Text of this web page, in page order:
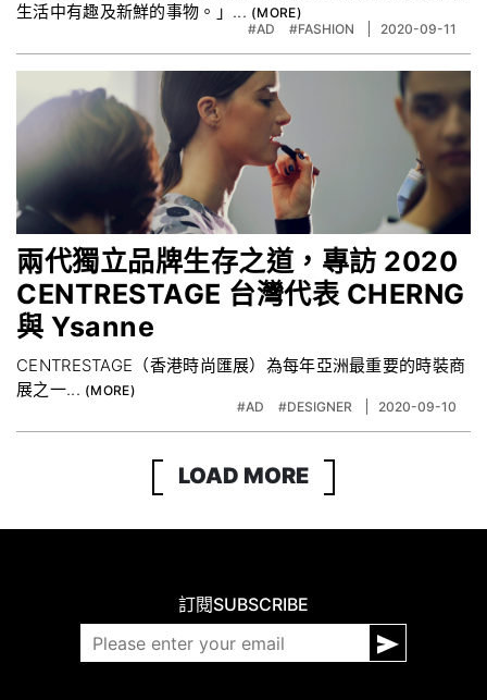
生活中有趣及新鮮的事物。」...
#AD #FASHION 2020-09-11
兩代獨立品牌生存之道，專訪 2020
CENTRESTAGE 台灣代表 CHERNG
與 Ysanne
CENTRESTAGE（香港時尚匯展）為每年亞洲最重要的時裝商
展之一...
#AD #DESIGNER 2020-09-10
LOAD MORE
訂閱SUBSCRIBE